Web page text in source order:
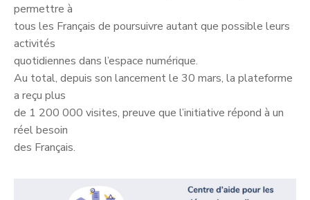
permettre à
tous les Français de poursuivre autant que possible leurs
activités
quotidiennes dans l’espace numérique.
Au total, depuis son lancement le 30 mars, la plateforme
a reçu plus
de 1 200 000 visites, preuve que l’initiative répond à un
réel besoin
des Français.